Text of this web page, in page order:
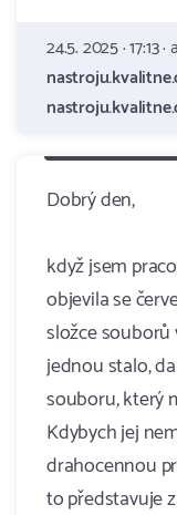
24.5. 2025 · 17:13
Dobrý den,
když jsem
objevila se
složce souborů
jednou stalo,
souboru, který
Kdybych jej
drahocennou
to představuje